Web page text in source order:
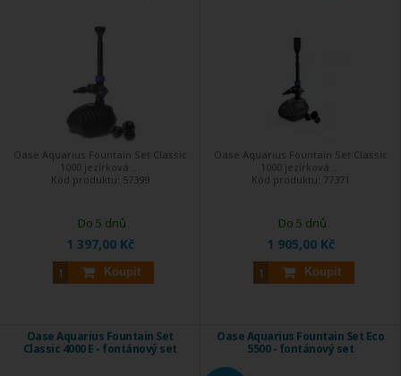
Oase Aquarius Fountain Set Classic
1000 jezírková ...
Kód produktu: 57399
1 397,00 Kč
Koupit
Do 5 dnů
Oase Aquarius Fountain Set Classic
1000 jezírková ...
Kód produktu: 77371
1 905,00 Kč
Koupit
Do 5 dnů
Oase Aquarius Fountain Set
Classic 4000 E - fontánový set
Oase Aquarius Fountain Set Eco
5500 - fontánový set